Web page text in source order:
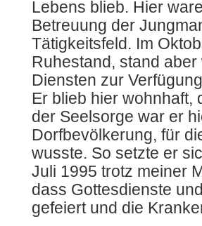
Lebens blieb. Hier
Betreuung der
Tätigkeitsfeld. Im
Ruhestand, stand
Diensten zur
Er blieb hier wohnhaft,
der Seelsorge war er
Dorfbevölkerung, für
wusste. So setzte er
Juli 1995 trotz meiner
dass Gottesdienste
gefeiert und die